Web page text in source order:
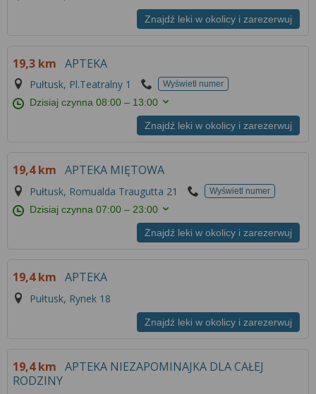
Znajdź leki w okolicy i zarezerwuj
19,3 km APTEKA
Pułtusk, Pl.Teatralny 1 Wyświetl numer
Dzisiaj czynna08:00 – 13:00
Znajdź leki w okolicy i zarezerwuj
19,4 km APTEKA MIĘTOWA
Pułtusk, Romualda Traugutta 21 Wyświetl numer
Dzisiaj czynna07:00 – 23:00
Znajdź leki w okolicy i zarezerwuj
19,4 km APTEKA
Pułtusk, Rynek 18
Znajdź leki w okolicy i zarezerwuj
19,4 km APTEKA NIEZAPOMINAJKA DLA CAŁEJ
RODZINY